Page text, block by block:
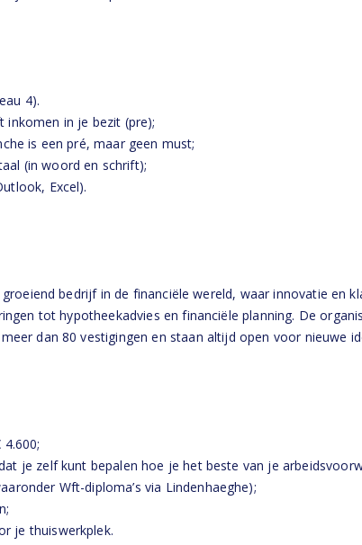
4).
inkomen in je bezit (pre);
is een pré, maar geen must;
(in woord en schrift);
Excel).
bedrijf in de financiële wereld, waar innovatie en
tot hypotheekadvies en financiële planning. De
dan 80 vestigingen en staan altijd open voor nieuwe
je zelf kunt bepalen hoe je het beste van je
Wft-diploma’s via Lindenhaeghe);
je thuiswerkplek.